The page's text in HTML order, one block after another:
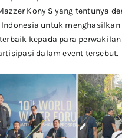
Kony S yang tentunya
Indonesia untuk
kepada para
dalam event tersebut.